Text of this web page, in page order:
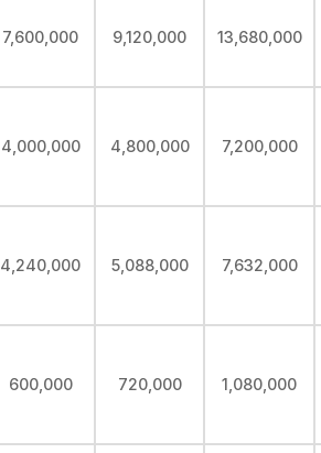
7,600,000 9,120,000 13,680,000
4,000,000 4,800,000 7,200,000
4,240,000 5,088,000 7,632,000
600,000 720,000 1,080,000